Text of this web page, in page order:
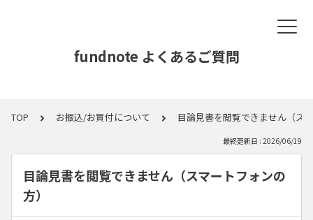
fundnote よくあるご質問
TOP お振込/お買付について 目論見書を閲覧できません（ス
最終更新日 : 2026/06/19
目論見書を閲覧できません（スマートフォンの
方）